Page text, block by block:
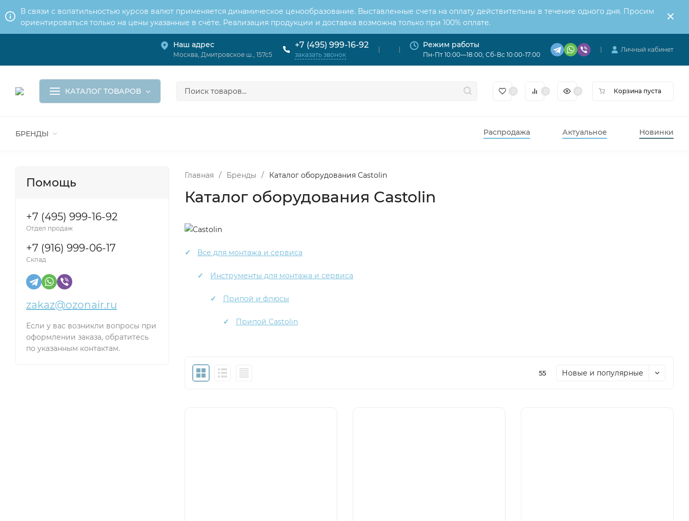
В связи с волатильностью курсов валют применяется динамическое ценообразование. Выставленные счета на оплату действительны в течение одного дня. Просим
ориентироваться только на цены указанные в счёте. Реализация продукции и доставка возможна только при 100% оплате.
Корзина
Наш адрес
Москва, Дмитровское ш., 157с5
+7 (495) 999-16-92
заказать звонок
Режим работы
Пн-Пт 10:00—18:00; Сб-Вс 10:00-17:00
Личный кабинет
КАТАЛОГ ТОВАРОВ Корзина пуста
БРЕНДЫ Распродажа Актуальное Новинки
Помощь
+7 (495) 999-16-92
Отдел продаж
+7 (916) 999-06-17
Склад
zakaz@ozonair.ru
Если у вас возникли вопросы при
оформлении заказа, обратитесь
по указанным контактам.
Главная / Бренды / Каталог оборудования Castolin
Каталог оборудования Castolin
Все для монтажа и сервиса
Инструменты для монтажа и сервиса
Припой и флюсы
Припой Castolin
55 Новые и популярные